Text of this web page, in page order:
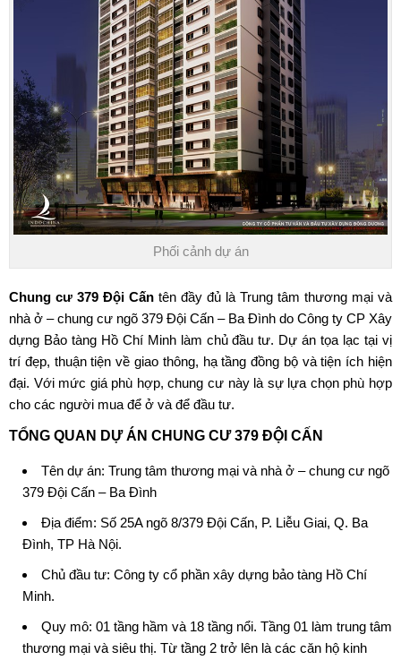
Phối cảnh dự án
Chung cư 379 Đội Cấn tên đầy đủ là Trung tâm thương mại và
nhà ở – chung cư ngõ 379 Đội Cấn – Ba Đình do Công ty CP Xây
dựng Bảo tàng Hồ Chí Minh làm chủ đầu tư. Dự án tọa lạc tại vị
trí đẹp, thuận tiện về giao thông, hạ tầng đồng bộ và tiện ích hiện
đại. Với mức giá phù hợp, chung cư này là sự lựa chọn phù hợp
cho các người mua để ở và để đầu tư.
TỔNG QUAN DỰ ÁN CHUNG CƯ 379 ĐỘI CẤN
Tên dự án: Trung tâm thương mại và nhà ở – chung cư ngõ
379 Đội Cấn – Ba Đình
Địa điểm: Số 25A ngõ 8/379 Đội Cấn, P. Liễu Giai, Q. Ba
Đình, TP Hà Nội.
Chủ đầu tư: Công ty cổ phần xây dựng bảo tàng Hồ Chí
Minh.
Quy mô: 01 tầng hầm và 18 tầng nổi. Tầng 01 làm trung tâm
thương mại và siêu thị. Từ tầng 2 trở lên là các căn hộ kinh